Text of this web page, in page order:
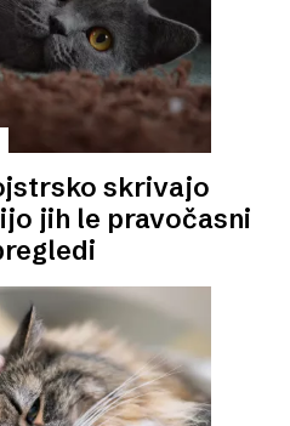
skrivajo
jih le pravočasni